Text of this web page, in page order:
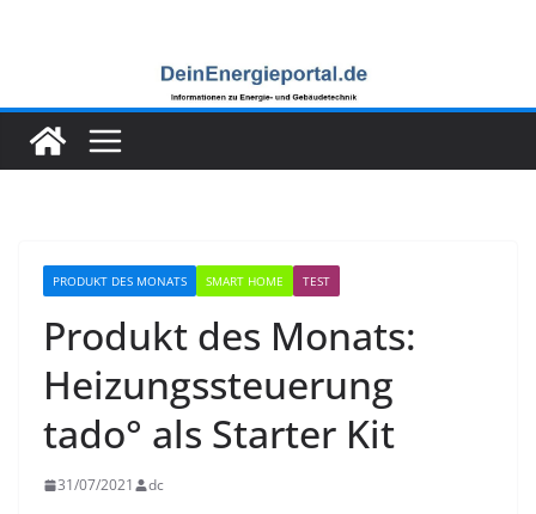
PRODUKT DES MONATS SMART HOME TEST
Produkt des Monats:
Heizungssteuerung
tado° als Starter Kit
31/07/2021 dc